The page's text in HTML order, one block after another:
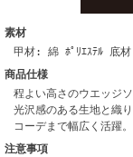
素材
甲材: 綿 ﾎﾟﾘｴｽﾃﾙ 底
商品仕様
程よい高さのウエッジ
光沢感のある生地と織
コーデまで幅広く活躍。
注意事項